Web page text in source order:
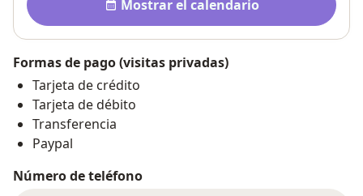
Mostrar el calendario
Formas de pago (visitas privadas)
Tarjeta de crédito
Tarjeta de débito
Transferencia
Paypal
Número de teléfono